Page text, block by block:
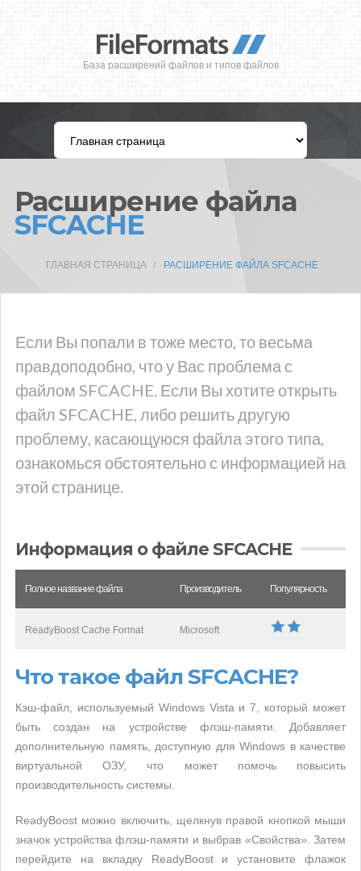
База расширений файлов и типов файлов
Расширение файла
SFCACHE
ГЛАВНАЯ СТРАНИЦА РАСШИРЕНИЕ ФАЙЛА SFCACHE
Если Вы попали в тоже место, то весьма
правдоподобно, что у Вас проблема с
файлом SFCACHE. Если Вы хотите открыть
файл SFCACHE, либо решить другую
проблему, касающуюся файла этого типа,
ознакомься обстоятельно с информацией на
этой странице.
Информация о файле SFCACHE
Полное название файла Производитель Популярность
ReadyBoost Cache Format Microsoft
Что такое файл SFCACHE?
Кэш-файл, используемый Windows Vista и 7, который может
быть создан на устройстве флэш-памяти. Добавляет
дополнительную память, доступную для Windows в качестве
виртуальной ОЗУ, что может помочь повысить
производительность системы.
ReadyBoost можно включить, щелкнув правой кнопкой мыши
значок устройства флэш-памяти и выбрав «Свойства». Затем
перейдите на вкладку ReadyBoost и установите флажок